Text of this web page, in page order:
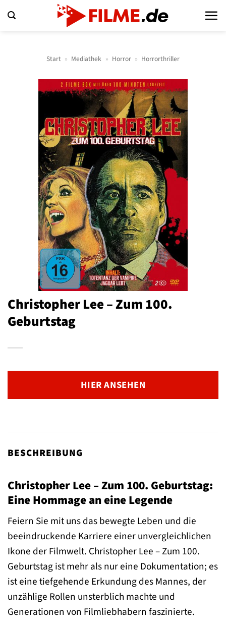
Inhalt
Start » Mediathek » Horror » Horrorthriller
Christopher Lee – Zum 100.
Geburtstag
HIER ANSEHEN
BESCHREIBUNG
Christopher Lee – Zum 100. Geburtstag:
Eine Hommage an eine Legende
Feiern Sie mit uns das bewegte Leben und die
beeindruckende Karriere einer unvergleichlichen
Ikone der Filmwelt. Christopher Lee – Zum 100.
Geburtstag ist mehr als nur eine Dokumentation; es
ist eine tiefgehende Erkundung des Mannes, der
unzählige Rollen unsterblich machte und
Generationen von Filmliebhabern faszinierte.